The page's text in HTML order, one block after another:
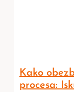
Kako
procesa: